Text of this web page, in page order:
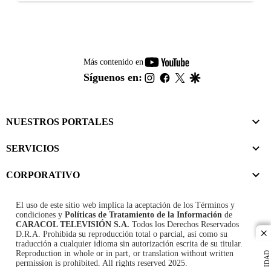
Más contenido en
youtube-
footer
Síguenos en: instagram
facebook
twitter
NUESTROS PORTALES
SERVICIOS
CORPORATIVO
El uso de este sitio web implica la aceptación de los Términos y
condiciones y Políticas de Tratamiento de la Información de
CARACOL TELEVISIÓN S.A. Todos los Derechos Reservados
D.R.A. Prohibida su reproducción total o parcial, así como su
traducción a cualquier idioma sin autorización escrita de su titular.
Reproduction in whole or in part, or translation without written
permission is prohibited. All rights reserved 2025.